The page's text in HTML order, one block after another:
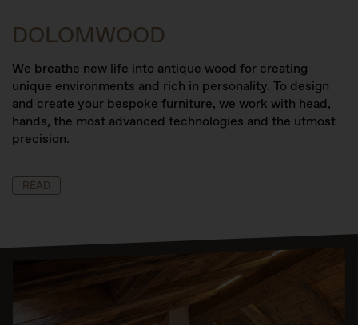
DOLOMWOOD
We breathe new life into antique wood for creating
unique environments and rich in personality. To design
and create your bespoke furniture, we work with head,
hands, the most advanced technologies and the utmost
precision.
READ